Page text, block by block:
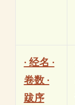
· 经名 ·
卷数 ·
跋序